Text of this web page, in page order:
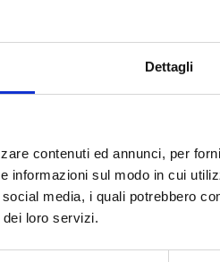
Dettagli
contenuti ed annunci, per
informazioni sul modo in cui
media, i quali potrebbero
loro servizi.
MSC Seashore
13/10/2028
€ 783
20/10/2028
€ 783
Mediterraneo7 giorni